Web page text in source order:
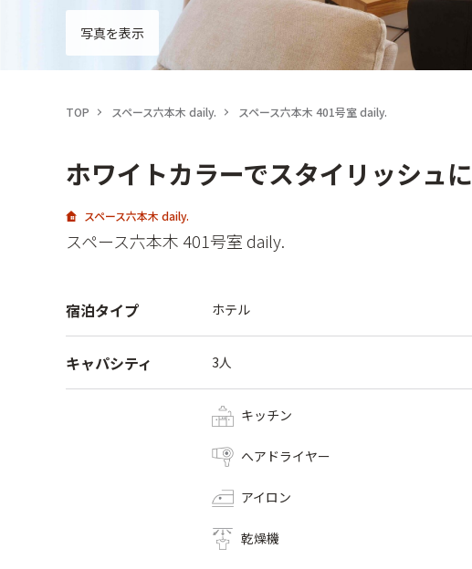
写真を表示
TOP スペース六本木 daily. スペース六本木 401号室 daily.
ホワイトカラーでスタイリッシュに
スペース六本木 daily.
スペース六本木 401号室 daily.
宿泊タイプ ホテル
キャパシティ 3人
キッチン
へアドライヤー
アイロン
乾燥機